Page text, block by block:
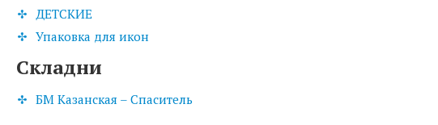
ДЕТСКИЕ
Упаковка для икон
Складни
БМ Казанская – Спаситель